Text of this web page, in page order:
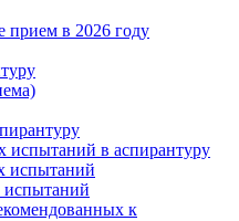
в 2026 году
испытаний в аспирантуру
испытаний
испытаний
к